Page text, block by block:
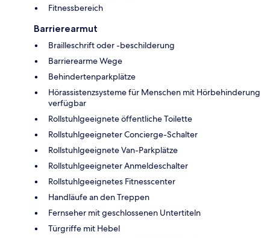
Fitnessbereich
Barrierearmut
Brailleschrift oder -beschilderung
Barrierearme Wege
Behindertenparkplätze
Hörassistenzsysteme für Menschen mit Hörbehinderung
verfügbar
Rollstuhlgeeignete öffentliche Toilette
Rollstuhlgeeigneter Concierge-Schalter
Rollstuhlgeeignete Van-Parkplätze
Rollstuhlgeeigneter Anmeldeschalter
Rollstuhlgeeignetes Fitnesscenter
Handläufe an den Treppen
Fernseher mit geschlossenen Untertiteln
Türgriffe mit Hebel